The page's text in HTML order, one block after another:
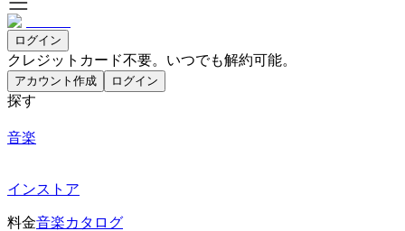
ログイン
クレジットカード不要。いつでも解約可能。
アカウント作成 ログイン
探す
音楽
インストア
料金音楽カタログ